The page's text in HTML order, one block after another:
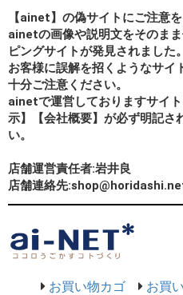
【ainet】の偽サイトにご注意
ainetの画像や説明文をそのま
ピングサイトが発見されました。
お客様に誤解を招くようなサイ
十分ご注意ください。
ainetで運営しておりますサイ
示】【会社概要】が必ず明記さ
い。
店舗運営責任者:岩井良
店舗連絡先
お買い物カゴ お買